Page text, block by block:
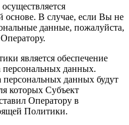
основе. В случае, если Вы не
данные, пожалуйста,
является обеспечение
данных.
данных будут
которых Субъект
Оператору в
Политики.